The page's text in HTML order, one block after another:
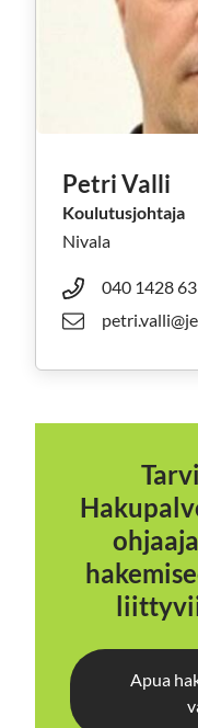
Petri Valli
Koulutusjohtaja
Nivala
040 1428
Apua